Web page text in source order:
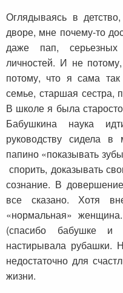
Оглядываясь в
дворе, мне почему-то
даже пап, серьезных
личностей. И не
потому, что я сама
семье, старшая сестра,
В школе я была
Бабушкина наука
руководству сидела
папино «показывать
спорить, доказывать
сознание. В
все сказано. Хотя
«нормальная»
(спасибо бабушке
настирывала рубашки.
недостаточно для
жизни.